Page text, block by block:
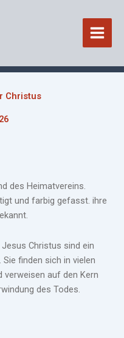
Christus
des Heimatvereins.
und farbig gefasst. ihre
Christus sind ein
finden sich in vielen
verweisen auf den Kern
des Todes.